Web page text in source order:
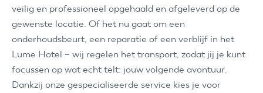
veilig en professioneel opgehaald en afgeleverd op de
gewenste locatie. Of het nu gaat om een
onderhoudsbeurt, een reparatie of een verblijf in het
Lume Hotel – wij regelen het transport, zodat jij je kunt
focussen op wat echt telt: jouw volgende avontuur.
Dankzij onze gespecialiseerde service kies je voor